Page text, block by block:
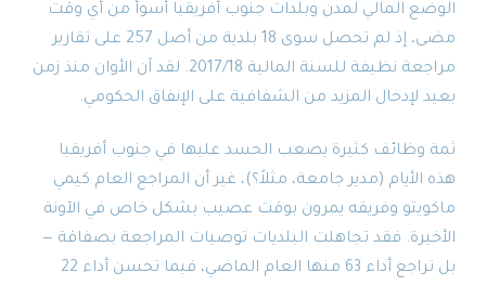
الشركة
🇸🇦 عروض توضيحية
الوضع المالي لمدن وبلدات جنوب أفريقيا أسوأ من أي وقت
مضى، إذ لم تحصل سوى 18 بلدية من أصل 257 على تقارير
مراجعة نظيفة للسنة المالية 2017/18. لقد آن الأوان منذ زمن
بعيد لإدخال المزيد من الشفافية على الإنفاق الحكومي.
ثمة وظائف كثيرة يصعب الحسد عليها في جنوب أفريقيا
هذه الأيام (مدير جامعة، مثلاً؟)، غير أن المراجع العام كيمي
ماكويتو وفريقه يمرون بوقت عصيب بشكل خاص في الآونة
الأخيرة. فقد تجاهلت البلديات توصيات المراجعة بصفاقة —
بل تراجع أداء 63 منها العام الماضي، فيما تحسن أداء 22